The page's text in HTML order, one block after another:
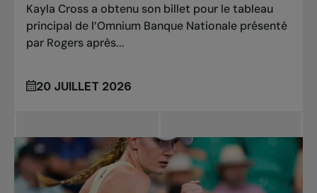
Kayla Cross a obtenu son billet pour le tableau
principal de l’Omnium Banque Nationale présenté
par Rogers après...
20 JUILLET 2026